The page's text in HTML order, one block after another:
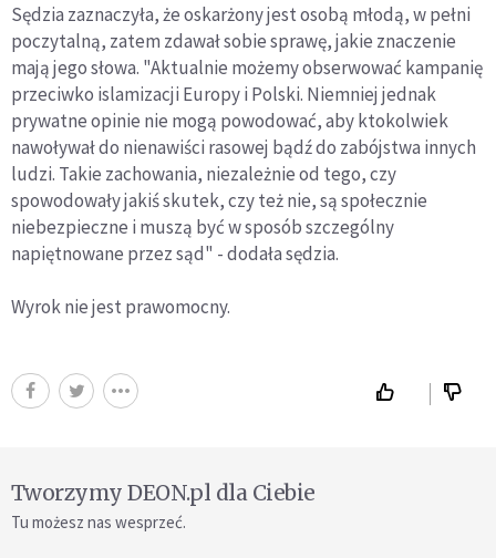
Sędzia zaznaczyła, że oskarżony jest osobą młodą, w pełni
poczytalną, zatem zdawał sobie sprawę, jakie znaczenie
mają jego słowa. "Aktualnie możemy obserwować kampanię
przeciwko islamizacji Europy i Polski. Niemniej jednak
prywatne opinie nie mogą powodować, aby ktokolwiek
nawoływał do nienawiści rasowej bądź do zabójstwa innych
ludzi. Takie zachowania, niezależnie od tego, czy
spowodowały jakiś skutek, czy też nie, są społecznie
niebezpieczne i muszą być w sposób szczególny
napiętnowane przez sąd" - dodała sędzia.
Wyrok nie jest prawomocny.
Tworzymy DEON.pl dla Ciebie
Tu możesz nas wesprzeć.